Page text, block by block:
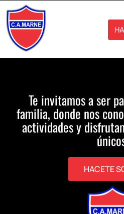
Te invitamos a ser
familia, donde nos
actividades y
HACETE